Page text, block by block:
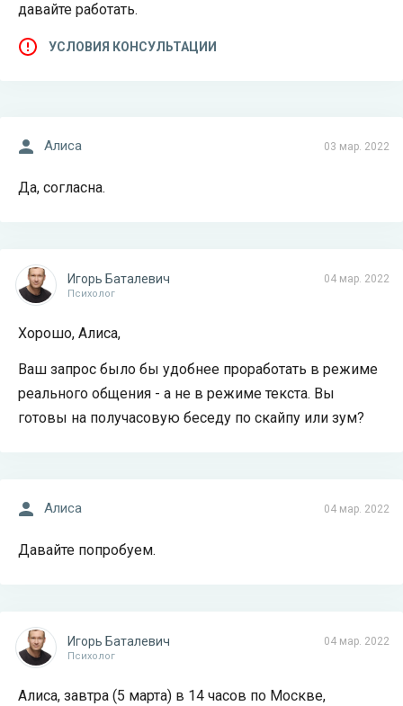
давайте работать.
УСЛОВИЯ КОНСУЛЬТАЦИИ
03 мар. 2022
Алиса
Да, согласна.
04 мар. 2022
Игорь Баталевич
Психолог
Хорошо, Алиса,
Ваш запрос было бы удобнее проработать в режиме
реального общения - а не в режиме текста. Вы
готовы на получасовую беседу по скайпу или зум?
04 мар. 2022
Алиса
Давайте попробуем.
04 мар. 2022
Игорь Баталевич
Психолог
Алиса, завтра (5 марта) в 14 часов по Москве,